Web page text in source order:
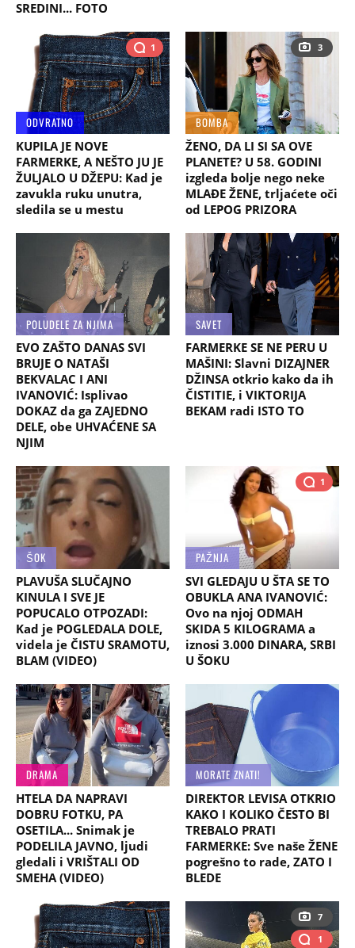
SREDINI... FOTO
1
ODVRATNO
KUPILA JE NOVE
FARMERKE, A NEŠTO JU JE
ŽULJALO U DŽEPU: Kad je
zavukla ruku unutra,
sledila se u mestu
3
BOMBA
ŽENO, DA LI SI SA OVE
PLANETE? U 58. GODINI
izgleda bolje nego neke
MLAĐE ŽENE, trljaćete oči
od LEPOG PRIZORA
POLUDELE ZA NJIMA
EVO ZAŠTO DANAS SVI
BRUJE O NATAŠI
BEKVALAC I ANI
IVANOVIĆ: Isplivao
DOKAZ da ga ZAJEDNO
DELE, obe UHVAĆENE SA
NJIM
SAVET
FARMERKE SE NE PERU U
MAŠINI: Slavni DIZAJNER
DŽINSA otkrio kako da ih
ČISTITIE, i VIKTORIJA
BEKAM radi ISTO TO
ŠOK
PLAVUŠA SLUČAJNO
KINULA I SVE JE
POPUCALO OTPOZADI:
Kad je POGLEDALA DOLE,
videla je ČISTU SRAMOTU,
BLAM (VIDEO)
1
PAŽNJA
SVI GLEDAJU U ŠTA SE TO
OBUKLA ANA IVANOVIĆ:
Ovo na njoj ODMAH
SKIDA 5 KILOGRAMA a
iznosi 3.000 DINARA, SRBI
U ŠOKU
DRAMA
HTELA DA NAPRAVI
DOBRU FOTKU, PA
OSETILA... Snimak je
PODELILA JAVNO, ljudi
gledali i VRIŠTALI OD
SMEHA (VIDEO)
MORATE ZNATI!
DIREKTOR LEVISA OTKRIO
KAKO I KOLIKO ČESTO BI
TREBALO PRATI
FARMERKE: Sve naše ŽENE
pogrešno to rade, ZATO I
BLEDE
7
1